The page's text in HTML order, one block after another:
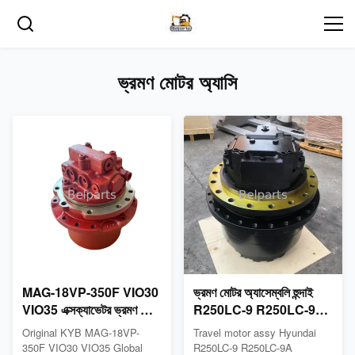
ভ্রমণ মোটর অ্যাসি
MAG-18VP-350F VIO30
VIO35 এক্সক্যাভেটর ভ্রমণ মোটর
গিয়ারবক্স
Original KYB MAG-18VP-
350F VIO30 VIO35 Global
ভ্রমণ মোটর অ্যাসেম্বলি হুন্দাই
R250LC-9 R250LC-9A
R260LC-9S R260LC-9S
Travel motor assy Hyundai
R250LC-9 R250LC-9A